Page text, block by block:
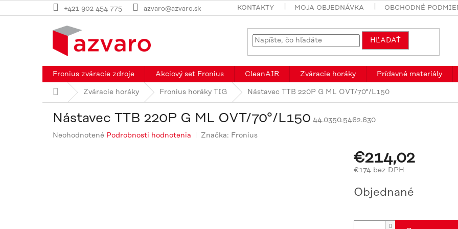
na
+421 902 454 775 azvaro@azvaro.sk KONTAKTY MOJA OBJEDNÁVKA OBCHODNÉ
HĽADAŤ
Fronius zváracie zdroje Akciový set Fronius CleanAIR Zváracie horáky Prídavné materiály
DomovZváracie horáky Fronius horáky TIG Nástavec TTB 220P G ML OVT/70°/L150
Nástavec TTB 220P G ML OVT/70°/L150 44.0350.5462.630
Priemerné
Neohodnotené Podrobnosti hodnotenia Značka: Fronius
€214,02
€174 bez DPH
cena:
Objednané